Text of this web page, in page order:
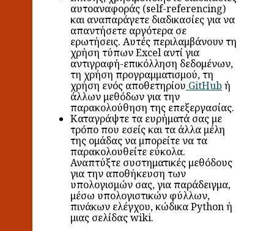
αυτοαναφοράς (self-referencing)
και αναπαράγετε διαδικασίες για να
απαντήσετε αργότερα σε
ερωτήσεις. Αυτές περιλαμβάνουν τη
χρήση τύπων Excel αντί για
αντιγραφή-επικόλληση δεδομένων,
τη χρήση προγραμματισμού, τη
χρήση ενός αποθετηρίου GitHub ή
άλλων μεθόδων για την
παρακολούθηση της επεξεργασίας.
Καταγράψτε τα ευρήματά σας με
τρόπο που εσείς και τα άλλα μέλη
της ομάδας να μπορείτε να τα
παρακολουθείτε εύκολα.
Αναπτύξτε συστηματικές μεθόδους
για την αποθήκευση των
υπολογισμών σας, για παράδειγμα,
μέσω υπολογιστικών φύλλων,
πινάκων ελέγχου, κώδικα Python ή
μιας σελίδας wiki.